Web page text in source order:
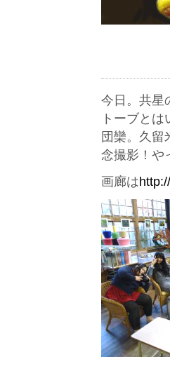
今日。共星
トーブと
団欒。久留
念撮影！や
画廊は